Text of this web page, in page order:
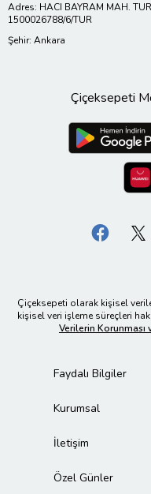
Adres: HACI BAYRAM MAH.
1500026788/6/TUR
Şehir: Ankara
Çiçeksepeti
Çiçeksepeti olarak kişisel
kişisel veri işleme süreçleri
Verilerin Korunması
Faydalı Bilgiler
Kurumsal
İletişim
Özel Günler